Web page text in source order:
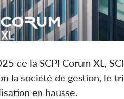
de la SCPI Corum XL,
la société de gestion, le
en hausse.